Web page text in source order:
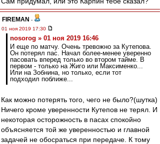
FIREMAN -
01 ноя 2019 17:30
nosorog » 01 ноя 2019 16:46
И еще по матчу. Очень тревожно за Кутепова.
Он потерял пас. Начал более-менее уверенно
пасовать вперед только во втором тайме. В
первом - только на Жиго или Максименко...
Или на Зобнина, но только, если тот
подходил поближе...
Как можно потерять того, чего не было?(шутка)
Ничего кроме уверенности Кутепов не терял. И
некоторая осторожность в пасах спокойно
объясняется той же уверенностью и главной
задачей не обосраться при передаче. К тому